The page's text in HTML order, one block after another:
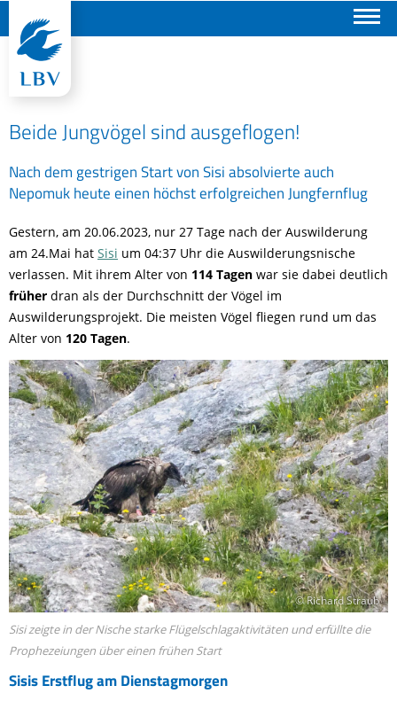
Beide Jungvögel sind ausgeflogen!
Nach dem gestrigen Start von Sisi absolvierte auch
Nepomuk heute einen höchst erfolgreichen Jungfernflug
Gestern, am 20.06.2023, nur 27 Tage nach der Auswilderung
am 24.Mai hat Sisi um 04:37 Uhr die Auswilderungsnische
verlassen. Mit ihrem Alter von 114 Tagen war sie dabei deutlich
früher dran als der Durchschnitt der Vögel im
Auswilderungsprojekt. Die meisten Vögel fliegen rund um das
Alter von 120 Tagen.
© Richard Straub
Sisi zeigte in der Nische starke Flügelschlagaktivitäten und erfüllte die
Prophezeiungen über einen frühen Start
Sisis Erstflug am Dienstagmorgen